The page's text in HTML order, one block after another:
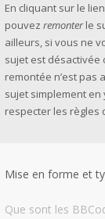
En cliquant sur le
pouvez remonterle
ailleurs, si vous ne
sujet est désactivée
remontée n’est pas
sujet simplement
respecter les règles
Mise en forme et
Que sont les